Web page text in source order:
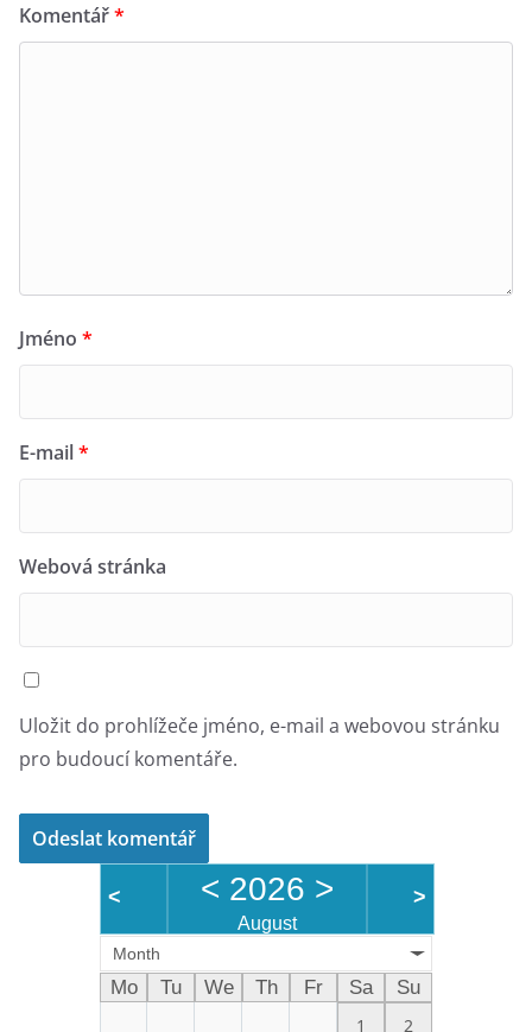
Komentář*
Jméno *
E-mail*
Webová stránka
Uložit do prohlížeče jméno, e-mail a webovou stránku
pro budoucí komentáře.
< < 2026 >
August
>
Month
Mo Tu We Th Fr Sa
Su
1
2